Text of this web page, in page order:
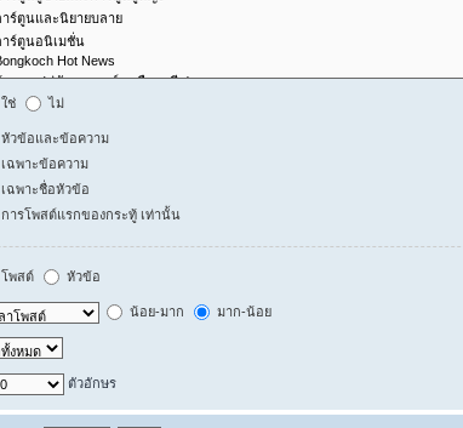
ใช่ ไม่
หัวข้อและข้อความ
เฉพาะข้อความ
เฉพาะชื่อหัวข้อ
การโพสต์แรกของกระทู้ เท่านั้น
โพสต์ หัวข้อ
น้อย-มาก มาก-น้อย
ตัวอักษร